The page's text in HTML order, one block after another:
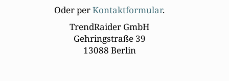
Oder perKontaktformular.
TrendRaider GmbH
Gehringstraße 39
13088 Berlin